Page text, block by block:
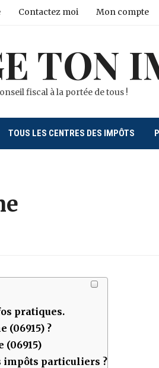
Contactez moi Mon compte
TON
fiscal à la portée de tous !
TOUS LES CENTRES DES IMPÔTS
pratiques.
(06915)?
(06915)
impôts particuliers ?